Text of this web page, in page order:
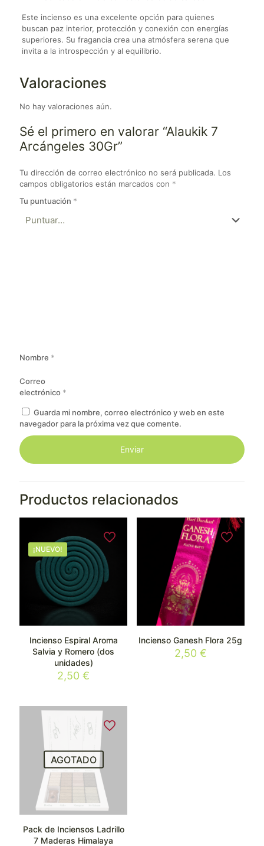
Este incienso es una excelente opción para quienes
buscan paz interior, protección y conexión con energías
superiores. Su fragancia crea una atmósfera serena que
invita a la introspección y al equilibrio.
Valoraciones
No hay valoraciones aún.
Sé el primero en valorar “Alaukik 7
Arcángeles 30Gr”
Tu dirección de correo electrónico no será publicada. Los
campos obligatorios están marcados con *
Tu puntuación *
Nombre *
Correo
electrónico *
Guarda mi nombre, correo electrónico y web en este
navegador para la próxima vez que comente.
Productos relacionados
¡NUEVO!
Incienso Espiral Aroma
Salvia y Romero (dos
unidades)
2,50€
Incienso Ganesh Flora 25g
2,50 €
AGOTADO
Pack de Inciensos Ladrillo
7 Maderas Himalaya